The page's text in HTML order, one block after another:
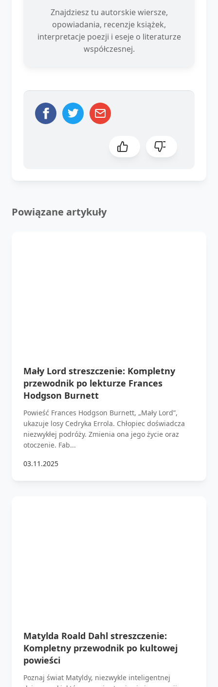
Znajdziesz tu autorskie wiersze,
opowiadania, recenzje książek,
interpretacje poezji i eseje o literaturze
współczesnej.
Powiązane artykuły
Mały Lord streszczenie: Kompletny
przewodnik po lekturze Frances
Hodgson Burnett
Powieść Frances Hodgson Burnett, „Mały Lord”,
ukazuje losy Cedryka Errola. Chłopiec doświadcza
niezwykłej podróży. Zmienia ona jego życie oraz
otoczenie. Fab...
03.11.2025
Matylda Roald Dahl streszczenie:
Kompletny przewodnik po kultowej
powieści
Poznaj świat Matyldy, niezwykle inteligentnej